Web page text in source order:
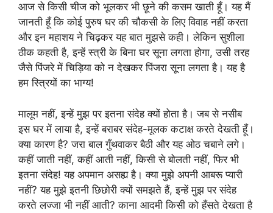
आज से किसी चीज को भूलकर भी छूने की कसम खाती हूँ। यह मैं
जानती हूँ कि कोई पुरुष घर की चौकसी के लिए विवाह नहीं करता
और इन महाशय ने चिढ़कर यह बात मुझसे कही। लेकिन सुशीला
ठीक कहती है, इन्हें स्त्री के बिना घर सूना लगता होगा, उसी तरह
जैसे पिंजरे में चिड़िया को न देखकर पिंजरा सूना लगता है। यह है
हम स्त्रियों का भाग्य!
मालूम नहीं, इन्हें मुझ पर इतना संदेह क्यों होता है। जब से नसीब
इस घर में लाया है, इन्हें बराबर संदेह-मूलक कटाक्ष करते देखती हूँ।
क्या कारण है? जरा बाल गुँथवाकर बैठी और यह ओठ चबाने लगे।
कहीं जाती नहीं, कहीं आती नहीं, किसी से बोलती नहीं, फिर भी
इतना संदेह! यह अपमान असह्य है। क्या मुझे अपनी आबरू प्यारी
नहीं? यह मुझे इतनी छिछोरी क्यों समझते हैं, इन्हें मुझ पर संदेह
करते लज्जा भी नहीं आती? काना आदमी किसी को हँसते देखता है